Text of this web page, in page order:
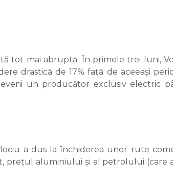
tot mai abruptă. În primele trei luni,
drastică de 17% față de aceeași
un producător exclusiv electric
a dus la închiderea unor rute
prețul aluminiului și al petrolului (care a